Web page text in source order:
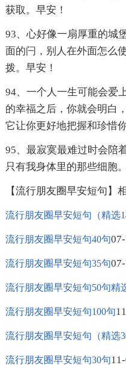
获取。早安！
93、心好像一扇厚重的城
面的闩，别人在外面怎么
拨。早安！
94、一个人一生可能会爱
的幸福之后，你就会明白
它让你更好地把握和珍惜
95、最寂寞最难过时会陪
只有我身体里的那些细胞
【流行朋友圈早安短句】
流行朋友圈早安短句（精选
流行朋友圈早安短句40句
流行朋友圈早安短句35句
流行朋友圈早安短句50句精
流行朋友圈早安短句100句
流行朋友圈早安短句（精选
流行朋友圈早安短句30句